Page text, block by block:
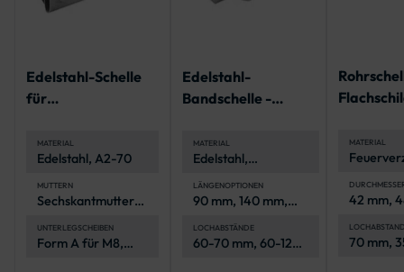
Edelstahl-Schelle
für
MATERIAL
Edelstahl, A2-70
MUTTERN
Sechskantmuttern,
4032
UNTERLEGSCHEIBEN
Form A für M8,
Edelstahl-
Bandschelle -
180 mm
MATERIAL
Edelstahl,
und langlebig
LÄNGENOPTIONEN
90 mm, 140 mm,
LOCHABSTÄNDE
60-70 mm, 60-120
MATERIAL
42 mm,
mm
70 mm,